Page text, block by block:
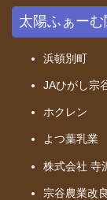
太陽ふぁーむ
浜頓別町
JAひがし宗
ホクレン
よつ葉乳業
株式会社 寺
宗谷農業改